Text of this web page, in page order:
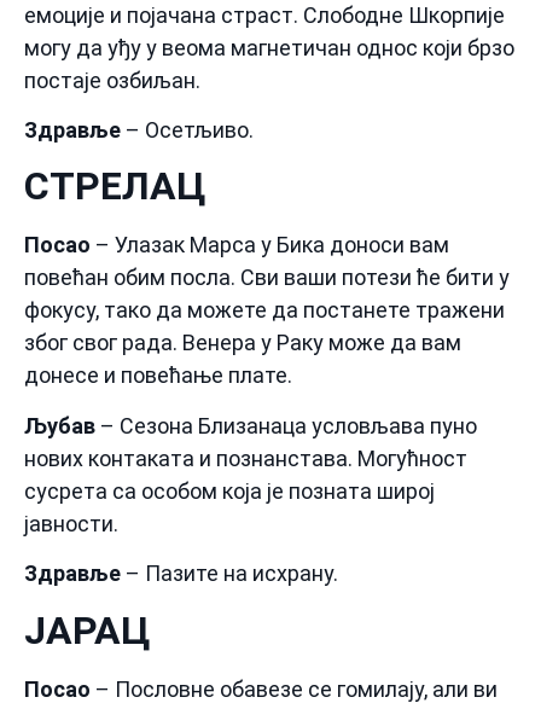
емоције и појачана страст. Слободне Шкорпије
могу да уђу у веома магнетичан однос који брзо
постаје озбиљан.
Здравље – Осетљиво.
СТРЕЛАЦ
Посао – Улазак Марса у Бика доноси вам
повећан обим посла. Сви ваши потези ће бити у
фокусу, тако да можете да постанете тражени
због свог рада. Венера у Раку може да вам
донесе и повећање плате.
Љубав – Сезона Близанаца условљава пуно
нових контаката и познанстава. Могућност
сусрета са особом која је позната широј
јавности.
Здравље – Пазите на исхрану.
ЈАРАЦ
Посао – Пословне обавезе се гомилају, али ви